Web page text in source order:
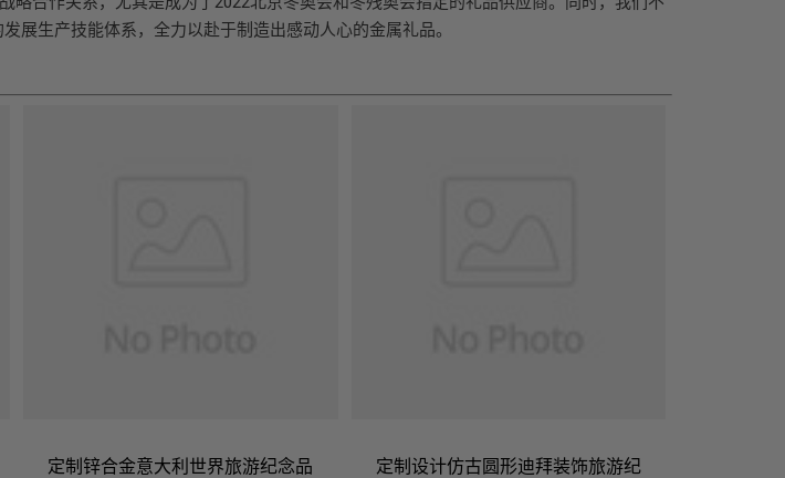
展生产技能体系，全力以赴于制造出感动人心的金属礼品。
定制锌合金意大利世界旅游纪念品
定制设计仿古圆形迪拜装饰旅游纪